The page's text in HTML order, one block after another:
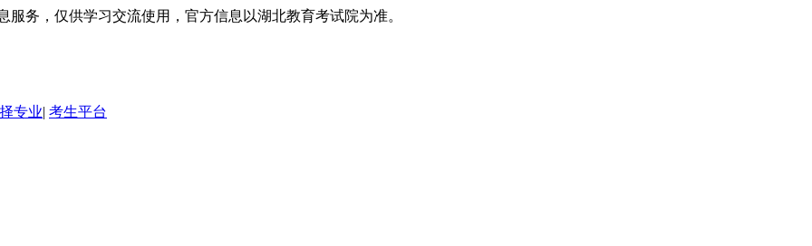
务，仅供学习交流使用，官方信息以湖北教育考试院为准。
专业| 考生平台